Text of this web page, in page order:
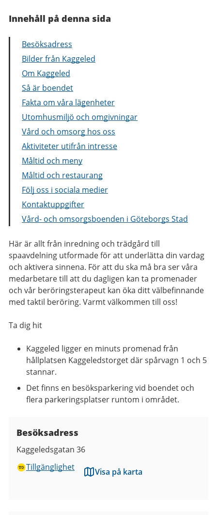
Innehåll på denna sida
Besöksadress
Bilder från Kaggeled
Om Kaggeled
Så är boendet
Fakta om våra lägenheter
Utomhusmiljö och omgivningar
Vård och omsorg hos oss
Aktiviteter utifrån intresse
Måltid och meny
Måltid och restaurang
Följ oss i sociala medier
Kontaktuppgifter
Vård- och omsorgsboenden i Göteborgs Stad
Här är allt från inredning och trädgård till
spaavdelning utformade för att underlätta din vardag
och aktivera sinnena. För att du ska må bra ser våra
medarbetare till att du dagligen kan ta promenader
och vår beröringsterapeut kan öka ditt välbefinnande
med taktil beröring. Varmt välkommen till oss!
Ta dig hit
Kaggeled ligger en minuts promenad från
hållplatsen Kaggeledstorget där spårvagn 1 och 5
stannar.
Det finns en besöksparkering vid boendet och
flera parkeringsplatser runtom i området.
Besöksadress
Kaggeledsgatan 36
Tillgänglighet
Visa på karta